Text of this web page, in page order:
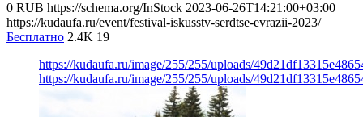
0 RUB https://schema.org/InStock 2023-06-26T14:21:00+03:00
https://kudaufa.ru/event/festival-iskusstv-serdtse-evrazii-2023/
Бесплатно 2.4K 19
https://kudaufa.ru/image/255/255/uploads/
https://kudaufa.ru/image/255/255/uploads/